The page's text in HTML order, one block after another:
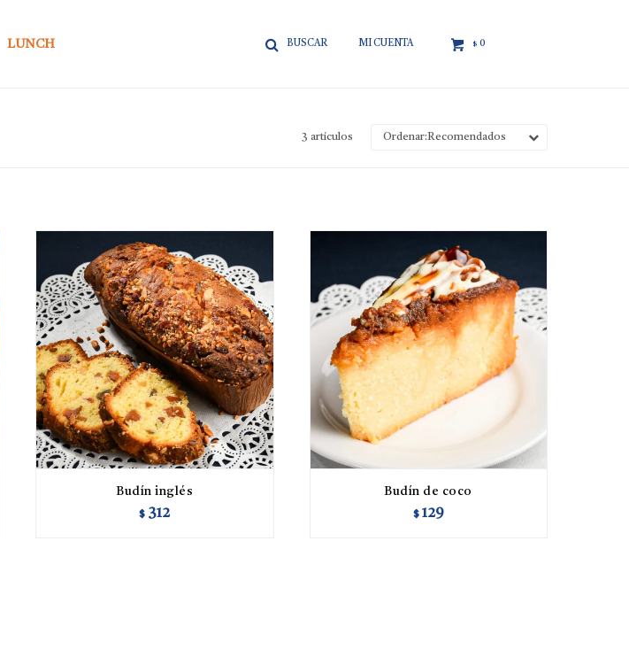
LUNCH $ 0
3 artículos Recomendados
Budín inglés
$ 312
Budín de coco
$ 129